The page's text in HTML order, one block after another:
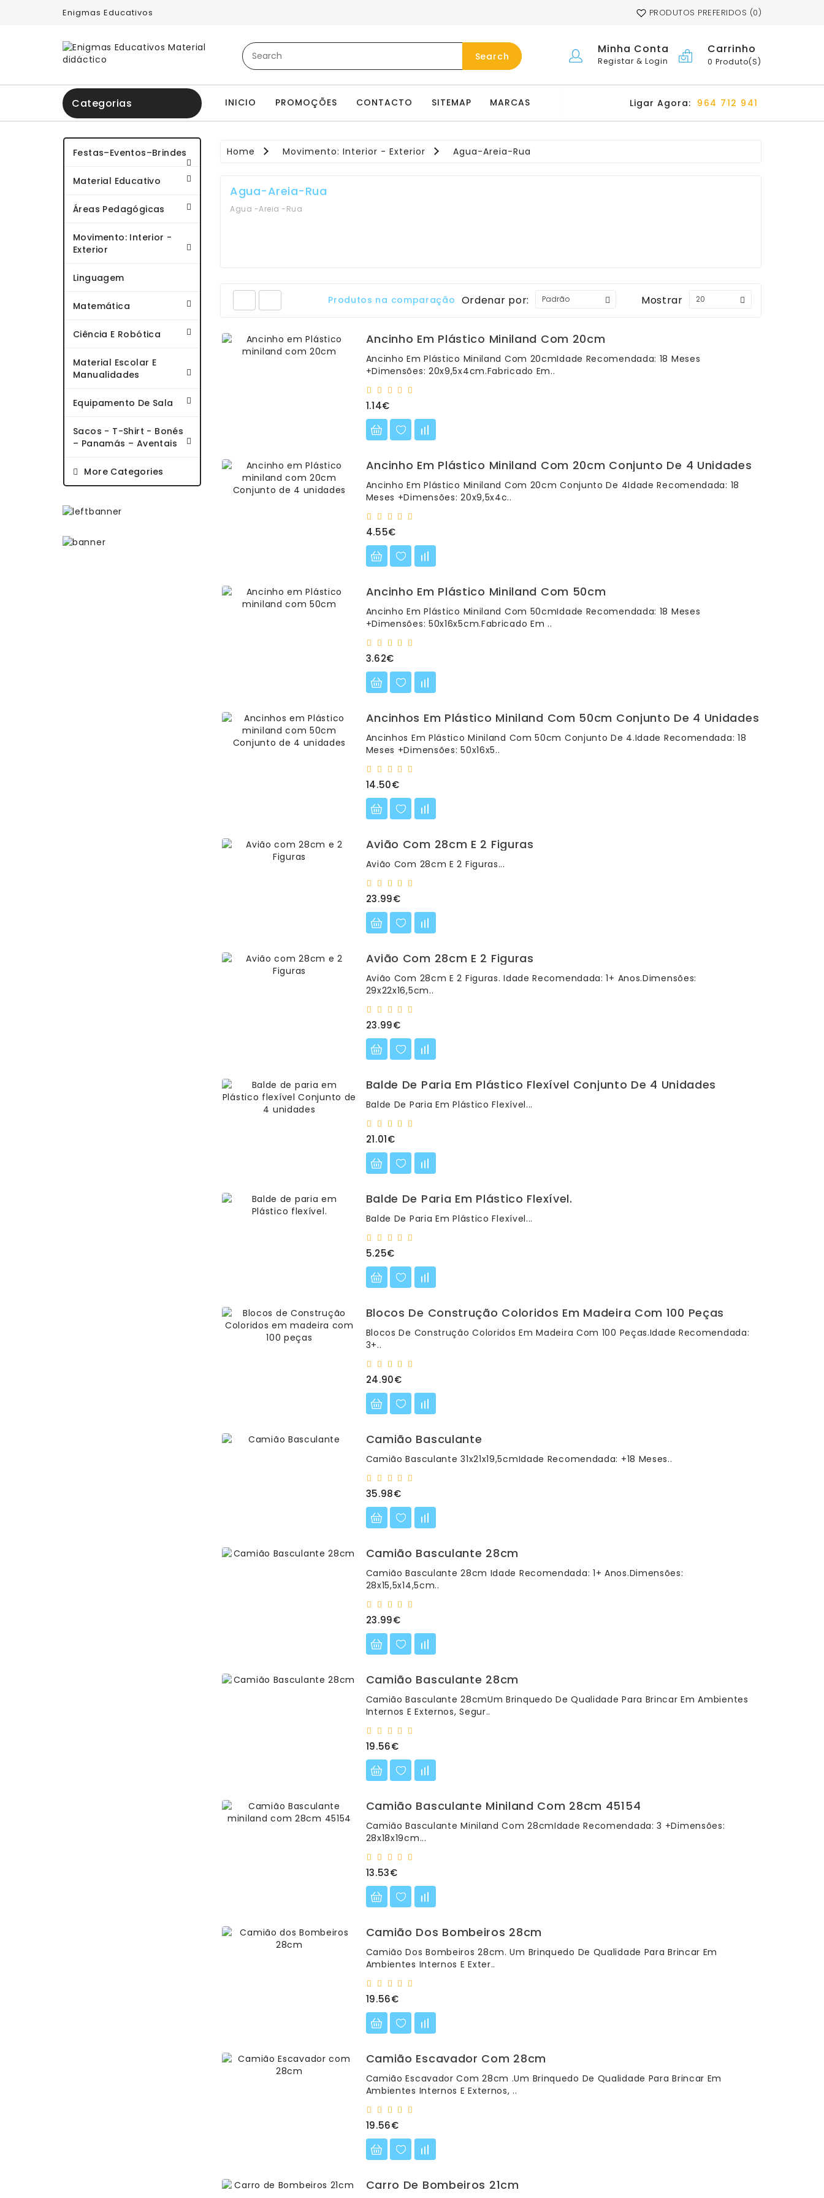
Enigmas Educativos PRODUTOS PREFERIDOS (0)
Search
Minha Conta
Registar & Login
Carrinho
0 Produto(s)
INICIO PROMOÇÕES CONTACTO SITEMAP MARCAS Ligar Agora: 964 712 941
Categorias
Festas–Eventos–Brindes
Material Educativo
Áreas Pedagógicas
Movimento: Interior -
Exterior
Linguagem
Matemática
Ciência E Robótica
Material Escolar E
Manualidades
Equipamento De Sala
Sacos - T-Shirt - Bonés
– Panamás – Aventais
More Categories
Home Movimento: Interior - Exterior Agua-Areia-Rua
Agua-Areia-Rua
Agua -Areia -Rua
Produtos na comparação (0)Ordenar por: Mostrar
Ancinho Em Plástico Miniland Com 20cm
Ancinho Em Plástico Miniland Com 20cmIdade Recomendada: 18 Meses
+Dimensões: 20x9,5x4cm.Fabricado Em..
1.14€
Ancinho Em Plástico Miniland Com 20cm Conjunto De 4 Unidades
Ancinho Em Plástico Miniland Com 20cm Conjunto De 4Idade Recomendada: 18
Meses +Dimensões: 20x9,5x4c..
4.55€
Ancinho Em Plástico Miniland Com 50cm
Ancinho Em Plástico Miniland Com 50cmIdade Recomendada: 18 Meses
+Dimensões: 50x16x5cm.Fabricado Em ..
3.62€
Ancinhos Em Plástico Miniland Com 50cm Conjunto De 4 Unidades
Ancinhos Em Plástico Miniland Com 50cm Conjunto De 4.Idade Recomendada: 18
Meses +Dimensões: 50x16x5..
14.50€
Avião Com 28cm E 2 Figuras
Avião Com 28cm E 2 Figuras...
23.99€
Avião Com 28cm E 2 Figuras
Avião Com 28cm E 2 Figuras. Idade Recomendada: 1+ Anos.Dimensões:
29x22x16,5cm..
23.99€
Balde De Paria Em Plástico Flexível Conjunto De 4 Unidades
Balde De Paria Em Plástico Flexível...
21.01€
Balde De Paria Em Plástico Flexível.
Balde De Paria Em Plástico Flexível...
5.25€
Blocos De Construção Coloridos Em Madeira Com 100 Peças
Blocos De Construção Coloridos Em Madeira Com 100 Peças.Idade Recomendada:
3+..
24.90€
Camião Basculante
Camião Basculante 31x21x19,5cmIdade Recomendada: +18 Meses..
35.98€
Camião Basculante 28cm
Camião Basculante 28cm Idade Recomendada: 1+ Anos.Dimensões:
28x15,5x14,5cm..
23.99€
Camião Basculante 28cm
Camião Basculante 28cmUm Brinquedo De Qualidade Para Brincar Em Ambientes
Internos E Externos, Segur..
19.56€
Camião Basculante Miniland Com 28cm 45154
Camião Basculante Miniland Com 28cmIdade Recomendada: 3 +Dimensões:
28x18x19cm...
13.53€
Camião Dos Bombeiros 28cm
Camião Dos Bombeiros 28cm. Um Brinquedo De Qualidade Para Brincar Em
Ambientes Internos E Exter..
19.56€
Camião Escavador Com 28cm
Camião Escavador Com 28cm .Um Brinquedo De Qualidade Para Brincar Em
Ambientes Internos E Externos, ..
19.56€
Carro De Bombeiros 21cm